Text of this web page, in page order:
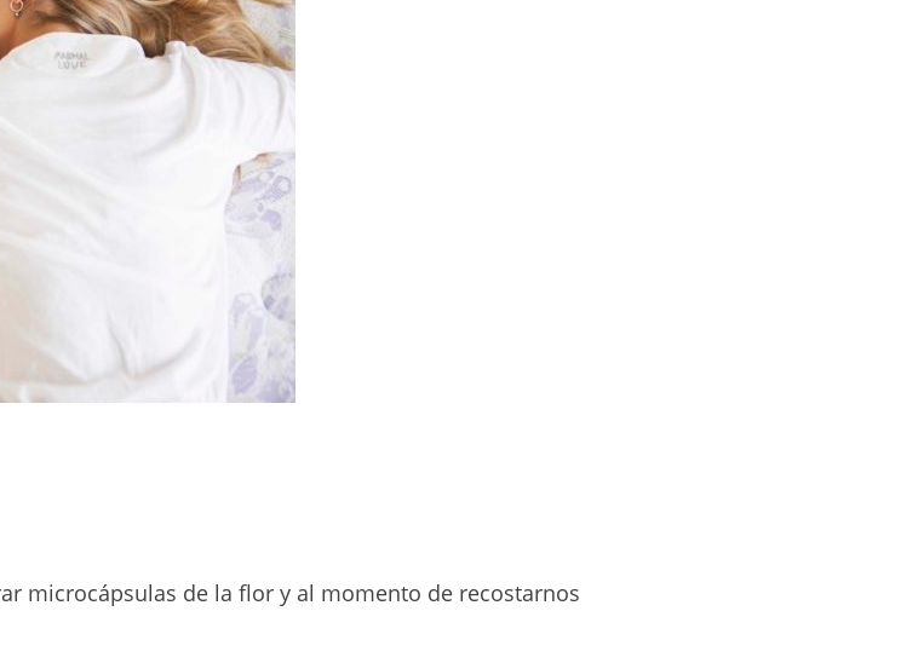
microcápsulas de la flor y al momento de recostarnos